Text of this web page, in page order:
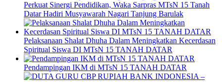
Perkuat Sinergi Pendidikan, Waka Sarpras MTsN 15 Tanah
Datar Hadiri Musyawarah Nagari Tanjung Barulak
Pelaksanaan Shalat Dhuha Dalam Meningkatkan Kecerdasan
Spiritual Siswa DI MTsN 15 TANAH DATAR
Pendampingan IKM di MTsN 15 TANAH DATAR